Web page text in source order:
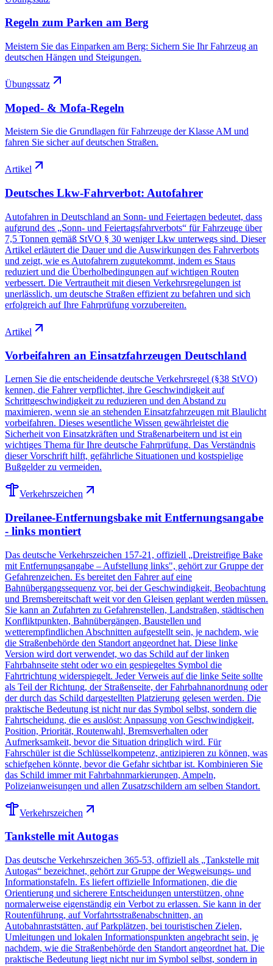
Regeln zum Parken am Berg
Meistern Sie das Einparken am Berg: Sichern Sie Ihr Fahrzeug an
deutschen Hängen und Steigungen.
Übungssatz
Moped- & Mofa-Regeln
Meistern Sie die Grundlagen für Fahrzeuge der Klasse AM und
fahren Sie sicher auf deutschen Straßen.
Artikel
Deutsches Lkw-Fahrverbot: Autofahrer
Autofahren in Deutschland an Sonn- und Feiertagen bedeutet, dass
aufgrund des „Sonn- und Feiertagsfahrverbots“ für Fahrzeuge über
7,5 Tonnen gemäß StVO § 30 weniger Lkw unterwegs sind. Dieser
Artikel erläutert die Dauer und die Auswirkungen des Fahrverbots
und zeigt, wie es Autofahrern zugutekommt, indem es Staus
reduziert und die Überholbedingungen auf wichtigen Routen
verbessert. Die Vertrautheit mit diesen Verkehrsregelungen ist
unerlässlich, um deutsche Straßen effizient zu befahren und sich
erfolgreich auf Ihre Fahrprüfung vorzubereiten.
Artikel
Vorbeifahren an Einsatzfahrzeugen Deutschland
Lernen Sie die entscheidende deutsche Verkehrsregel (§38 StVO)
kennen, die Fahrer verpflichtet, ihre Geschwindigkeit auf
Schrittgeschwindigkeit zu reduzieren und den Abstand zu
maximieren, wenn sie an stehenden Einsatzfahrzeugen mit Blaulicht
vorbeifahren. Dieses wesentliche Wissen gewährleistet die
Sicherheit von Einsatzkräften und Straßenarbeitern und ist ein
wichtiges Thema für Ihre deutsche Fahrprüfung. Das Verständnis
dieser Vorschrift hilft, gefährliche Situationen und kostspielige
Bußgelder zu vermeiden.
Verkehrszeichen
Dreilanee-Entfernungsbake mit Entfernungsangabe
- links montiert
Das deutsche Verkehrszeichen 157-21, offiziell „Dreistreifige Bake
mit Entfernungsangabe – Aufstellung links", gehört zur Gruppe der
Gefahrenzeichen. Es bereitet den Fahrer auf eine
Bahnübergangssequenz vor, bei der Geschwindigkeit, Beobachtung
und Bremsbereitschaft weit vor den Gleisen geplant werden müssen.
Sie kann an Zufahrten zu Gefahrenstellen, Landstraßen, städtischen
Konfliktpunkten, Bahnübergängen, Baustellen und
wetterempfindlichen Abschnitten aufgestellt sein, je nachdem, wie
die Straßenbehörde den Standort angeordnet hat. Diese linke
Version wird dort verwendet, wo das Schild auf der linken
Fahrbahnseite steht oder wo ein gespiegeltes Symbol die
Fahrtrichtung widerspiegelt. Jeder Verweis auf die linke Seite sollte
als Teil der Richtung, der Straßenseite, der Fahrbahnanordnung oder
der durch das Schild dargestellten Platzierung gelesen werden. Die
praktische Bedeutung ist nicht nur das Symbol selbst, sondern die
Fahrtscheidung, die es auslöst: Anpassung von Geschwindigkeit,
Position, Priorität, Routenwahl, Bremsverhalten oder
Aufmerksamkeit, bevor die Situation dringlich wird. Für
Fahrschüler ist die Schlüsselkompetenz, antizipieren zu können, was
schiefgehen könnte, bevor die Gefahr sichtbar ist. Kombinieren Sie
das Schild immer mit Fahrbahnmarkierungen, Ampeln,
Polizeianweisungen und allen Zusatzschildern am selben Standort.
Verkehrszeichen
Tankstelle mit Autogas
Das deutsche Verkehrszeichen 365-53, offiziell als „Tankstelle mit
Autogas“ bezeichnet, gehört zur Gruppe der Wegweisungs- und
Informationstafeln. Es liefert offizielle Informationen, die die
Orientierung und sicherere Entscheidungen unterstützen, ohne
normalerweise eigenständig ein Verbot zu erlassen. Sie kann in der
Routenführung, auf Vorfahrtsstraßenabschnitten, an
Autobahnraststätten, auf Parkplätzen, bei touristischen Zielen,
Umleitungen und lokalen Informationspunkten angebracht sein, je
nachdem, wie die Straßenbehörde den Standort angeordnet hat. Die
praktische Bedeutung liegt nicht nur im Symbol selbst, sondern in